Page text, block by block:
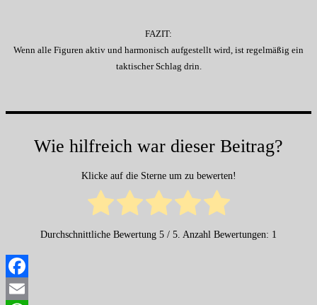
FAZIT:
Wenn alle Figuren aktiv und harmonisch aufgestellt wird, ist regelmäßig ein
taktischer Schlag drin.
Wie hilfreich war dieser Beitrag?
Klicke auf die Sterne um zu bewerten!
Durchschnittliche Bewertung 5 / 5. Anzahl Bewertungen: 1
Facebook